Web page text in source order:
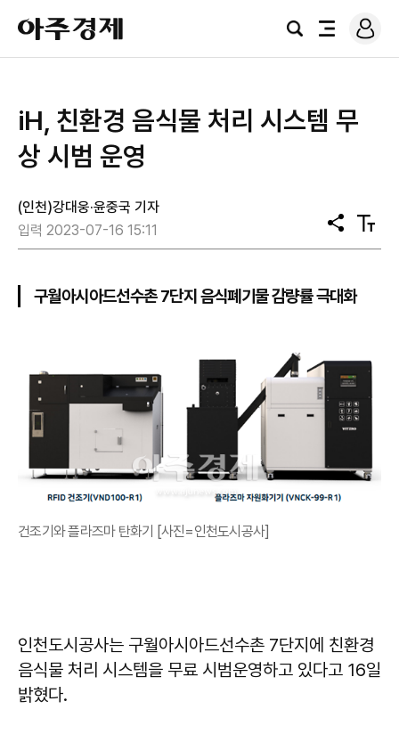
아
주
경
검
전
로
그
iH, 친환경 음식물 처리 시스템 무
상 시범 운영
(인천)강대웅·윤중국 기자
입력 2023-07-16 15:11
공
유
텍
스
구월아시아드선수촌 7단지 음식폐기물 감량률 극대화
건조기와 플라즈마 탄화기 [사진=인천도시공사]
인천도시공사는 구월아시아드선수촌 7단지에 친환경
음식물 처리 시스템을 무료 시범운영하고 있다고 16일
밝혔다.